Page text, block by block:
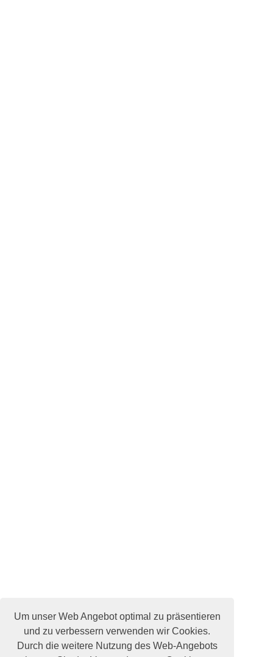
Um unser Web Angebot optimal zu präsentieren
und zu verbessern verwenden wir Cookies.
Durch die weitere Nutzung des Web-Angebots